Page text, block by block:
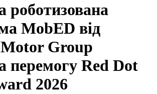
роботизована
MobED від
Group
перемогу Red Dot
2026